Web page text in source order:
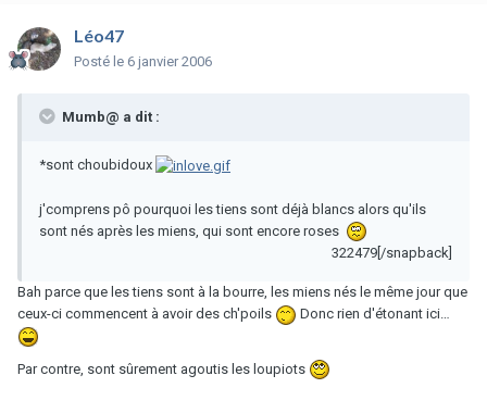
Léo47
Posté le 6 janvier 2006
Mumb@ a dit :
*sont choubidoux
j'comprens pô pourquoi les tiens sont déjà blancs alors qu'ils
sont nés après les miens, qui sont encore roses
322479[/snapback]
Bah parce que les tiens sont à la bourre, les miens nés le même jour que
ceux-ci commencent à avoir des ch'poils
Donc rien d'étonant ici…
Par contre, sont sûrement agoutis les loupiots